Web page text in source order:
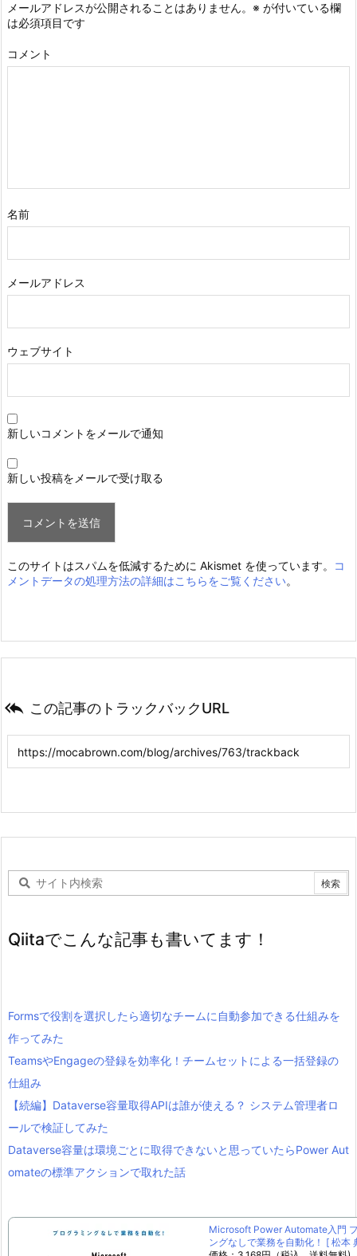
メールアドレスが公開されることはありません。 ※ が付いている欄
は必須項目です
コメント
名前
メールアドレス
ウェブサイト
新しいコメントをメールで通知
新しい投稿をメールで受け取る
このサイトはスパムを低減するために Akismet を使っています。
コ
メントデータの処理方法の詳細はこちらをご覧ください。
 この記事のトラックバックURL
Qiitaでこんな記事も書いてます！
Formsで役割を選択したら適切なチームに自動参加できる仕組みを
作ってみた
TeamsやEngageの登録を効率化！チームセットによる一括登録の
仕組み
【続編】Dataverse容量取得APIは誰が使える？ システム管理者ロ
ールで検証してみた
Dataverse容量は環境ごとに取得できないと思っていたらPower Aut
omateの標準アクションで取れた話
Microsoft Power Automate入門
ングなしで業務を自動化！ [ 松本